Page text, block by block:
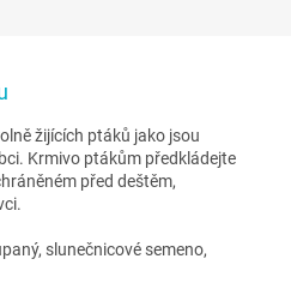
žijících ptáků jako jsou
Krmivo ptákům předkládejte
před deštěm,
slunečnicové semeno,